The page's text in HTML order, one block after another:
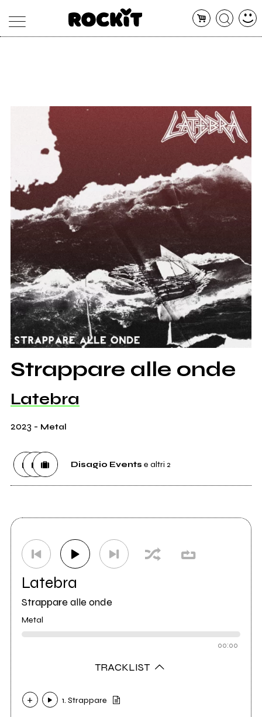
CONCERTI
SHOP
RADIO
Strappare alle onde
Latebra
2023 - Metal
Disagio Events e altri 2
EtichettaScheggia records
Latebra
Strappare alle onde
Metal
00:00
TRACKLIST
1. Strappare